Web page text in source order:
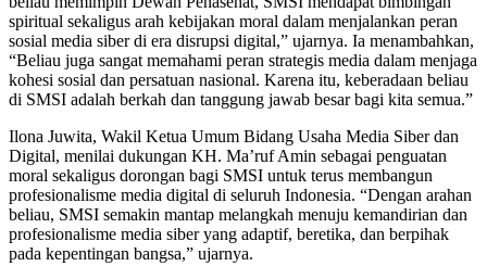
spiritual sekaligus arah kebijakan moral dalam menjalankan peran
sosial media siber di era disrupsi digital,” ujarnya. Ia menambahkan,
“Beliau juga sangat memahami peran strategis media dalam menjaga
kohesi sosial dan persatuan nasional. Karena itu, keberadaan beliau
di SMSI adalah berkah dan tanggung jawab besar bagi kita semua.”
Ilona Juwita, Wakil Ketua Umum Bidang Usaha Media Siber dan
Digital, menilai dukungan KH. Ma’ruf Amin sebagai penguatan
moral sekaligus dorongan bagi SMSI untuk terus membangun
profesionalisme media digital di seluruh Indonesia. “Dengan arahan
beliau, SMSI semakin mantap melangkah menuju kemandirian dan
profesionalisme media siber yang adaptif, beretika, dan berpihak
pada kepentingan bangsa,” ujarnya.